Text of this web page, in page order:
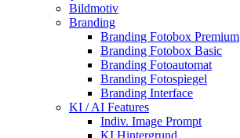
Bildmotiv
Branding
Branding Fotobox Premium
Branding Fotobox Basic
Branding Fotoautomat
Branding Fotospiegel
Branding Interface
KI / AI Features
Indiv. Image Prompt
KI Hintergrund